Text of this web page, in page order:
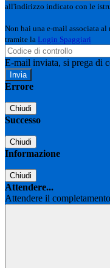
all'indirizzo indicato con le
Non hai una e-mail associata
tramite la Login Spaggiari
E-mail inviata, si prega di
Errore
Chiudi
Successo
Chiudi
Informazione
Chiudi
Attendere...
Attendere il